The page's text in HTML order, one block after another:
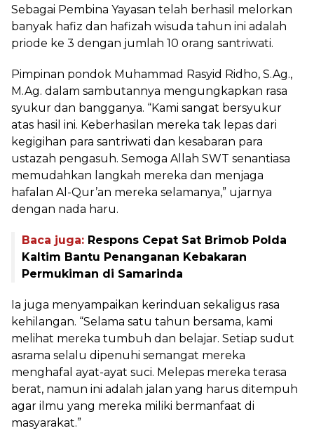
Sebagai Pembina Yayasan telah berhasil melorkan
banyak hafiz dan hafizah wisuda tahun ini adalah
priode ke 3 dengan jumlah 10 orang santriwati.
Pimpinan pondok Muhammad Rasyid Ridho, S.Ag.,
M.Ag. dalam sambutannya mengungkapkan rasa
syukur dan bangganya. “Kami sangat bersyukur
atas hasil ini. Keberhasilan mereka tak lepas dari
kegigihan para santriwati dan kesabaran para
ustazah pengasuh. Semoga Allah SWT senantiasa
memudahkan langkah mereka dan menjaga
hafalan Al-Qur’an mereka selamanya,” ujarnya
dengan nada haru.
Baca juga: Respons Cepat Sat Brimob Polda
Kaltim Bantu Penanganan Kebakaran
Permukiman di Samarinda
Ia juga menyampaikan kerinduan sekaligus rasa
kehilangan. “Selama satu tahun bersama, kami
melihat mereka tumbuh dan belajar. Setiap sudut
asrama selalu dipenuhi semangat mereka
menghafal ayat-ayat suci. Melepas mereka terasa
berat, namun ini adalah jalan yang harus ditempuh
agar ilmu yang mereka miliki bermanfaat di
masyarakat.”